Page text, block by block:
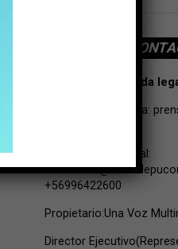
Tarifas Propaganda
Contacto de Prensa:
Contacto Comercial:
+56996422600
Propietario:Una Voz
Director